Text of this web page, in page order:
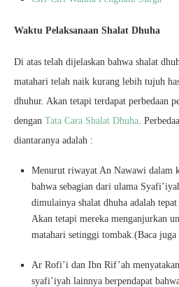
Waktu Pelaksanaan Shalat Dhuha
Di atas telah dijelaskan bahwa shalat
matahari telah naik kurang lebih tujuh
dhuhur. Akan tetapi terdapat perbedaan
dengan Tata Cara Shalat Dhuha.
diantaranya adalah :
Menurut riwayat An Nawawi dalam
bahwa sebagian dari ulama
dimulainya shalat dhuha adalah
Akan tetapi mereka menganjurkan
matahari setinggi tombak.(Baca juga
Ar Rofi’i dan Ibn Rif’ah
syafi’iyah lainnya berpendapat